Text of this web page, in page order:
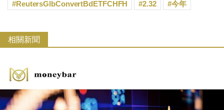
ReutersGlbConvertBdETFCHFH
2.32 今年
相關新聞